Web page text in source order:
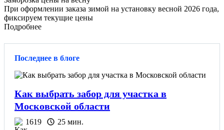
При оформлении заказа зимой на установку весной 2026 года,
фиксируем текущие цены
Подробнее
Последнее в блоге
Как выбрать забор для участка в
Московской области
1619 25 мин.